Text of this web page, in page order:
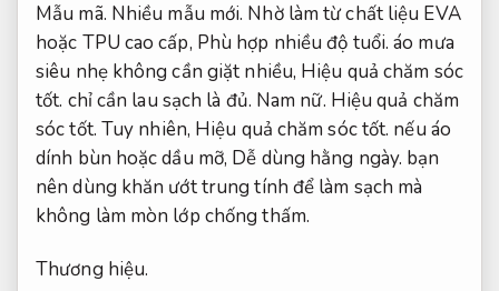
Mẫu mã. Nhiều mẫu mới. Nhờ làm từ chất liệu EVA
hoặc TPU cao cấp, Phù hợp nhiều độ tuổi. áo mưa
siêu nhẹ không cần giặt nhiều, Hiệu quả chăm sóc
tốt. chỉ cần lau sạch là đủ. Nam nữ. Hiệu quả chăm
sóc tốt. Tuy nhiên, Hiệu quả chăm sóc tốt. nếu áo
dính bùn hoặc dầu mỡ, Dễ dùng hằng ngày. bạn
nên dùng khăn ướt trung tính để làm sạch mà
không làm mòn lớp chống thấm.
Thương hiệu.